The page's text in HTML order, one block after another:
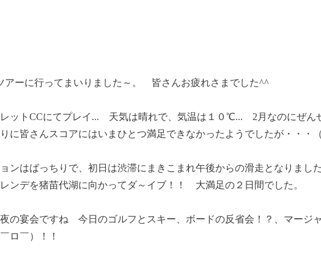
アーに行ってまいりました～。 皆さんお疲れさまでした^^
ットCCにてプレイ... 天気は晴れで、気温は１０℃... 2月なのにぜん
皆さんスコアにはいまひとつ満足できなかったようでしたが・・・（
ンはばっちりで、初日は渋滞にまきこまれ午後からの滑走となりまし
ンデを猪苗代湖に向かってダ～イブ！！ 大満足の２日間でした。
の宴会ですね 今日のゴルフとスキー、ボードの反省会！？、マー
ロ￣）！！